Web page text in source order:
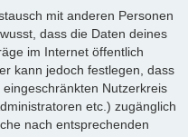
mit anderen Personen
dass die Daten deines
im Internet öffentlich
kann jedoch festlegen, dass
Nutzerkreis
etc.) zugänglich
nach entsprechenden